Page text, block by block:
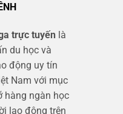
trực tuyến là
du học và
động uy tín
Nam với mục
hàng ngàn học
lao động trên